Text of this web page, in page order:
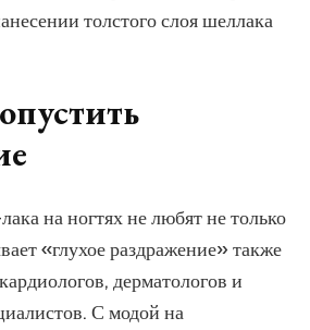
толстого слоя шеллака
на ногтях не любят не только
«глухое раздражение» также
дерматологов и
С модой на